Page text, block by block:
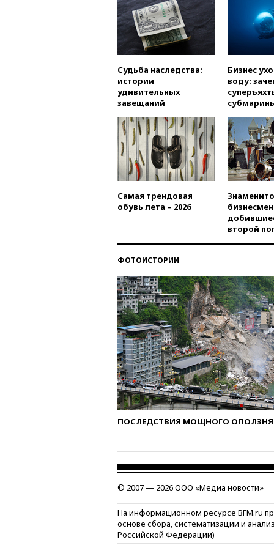
Судьба наследства:
истории
удивительных
завещаний
Бизнес
воду:
Самая трендовая
обувь лета – 2026
второй
ФОТОИСТОРИИ
ПОСЛЕДСТВИЯ МОЩНОГО ОПОЛЗНЯ
© 2007 — 2026 ООО «Медиа новости»
На информационном ресурсе BFM.ru
основе сбора, систематизации и
Российской Федерации)